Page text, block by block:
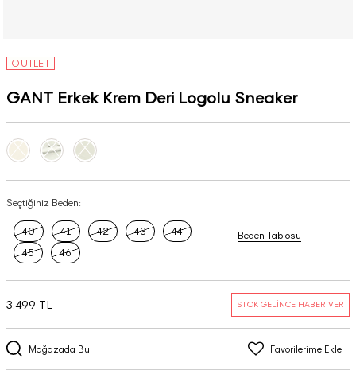
OUTLET
GANT Erkek Krem Deri Logolu Sneaker
Seçtiğiniz Beden:
40 41 42 43
44
45
46
Beden Tablosu
Mağazada Bul Favorilerime Ekle
3.499 TL STOK GELİNCE HABER VER